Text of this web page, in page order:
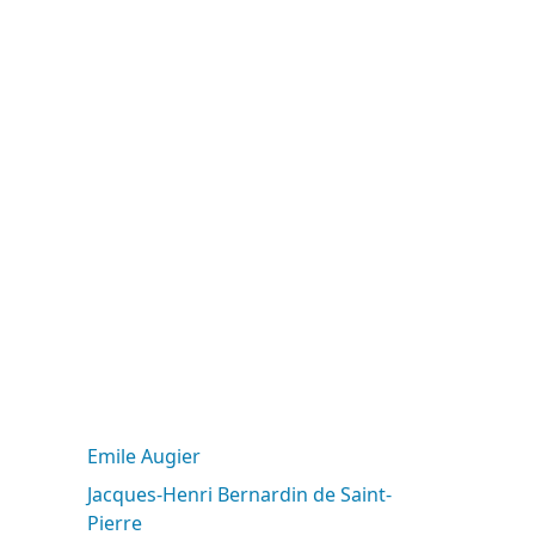
Emile Augier
Jacques-Henri Bernardin de Saint-
Pierre